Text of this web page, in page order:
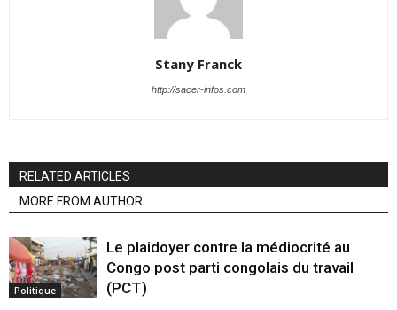
Stany Franck
http://sacer-infos.com
RELATED ARTICLES
MORE FROM AUTHOR
Politique
Le plaidoyer contre la médiocrité au
Congo post parti congolais du travail
(PCT)